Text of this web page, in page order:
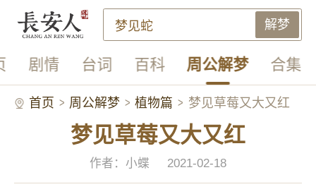
解梦
剧情 台词 百科 周公解梦 合集
首页 周公解梦 植物篇 梦见草莓又大又红
梦见草莓又大又红
作者：小蝶 2021-02-18